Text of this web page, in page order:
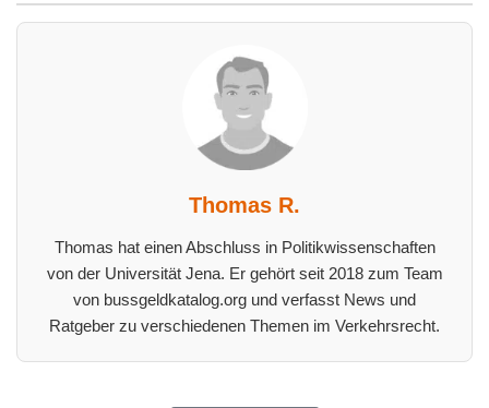
Thomas R.
Thomas hat einen Abschluss in Politikwissenschaften
von der Universität Jena. Er gehört seit 2018 zum Team
von bussgeldkatalog.org und verfasst News und
Ratgeber zu verschiedenen Themen im Verkehrsrecht.